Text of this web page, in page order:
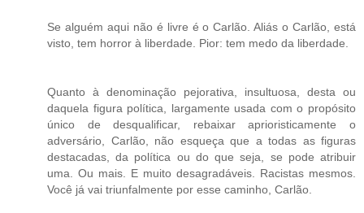
Se alguém aqui não é livre é o Carlão. Aliás o Carlão, está
visto, tem horror à liberdade. Pior: tem medo da liberdade.
Quanto à denominação pejorativa, insultuosa, desta ou
daquela figura política, largamente usada com o propósito
único de desqualificar, rebaixar aprioristicamente o
adversário, Carlão, não esqueça que a todas as figuras
destacadas, da política ou do que seja, se pode atribuir
uma. Ou mais. E muito desagradáveis. Racistas mesmos.
Você já vai triunfalmente por esse caminho, Carlão.